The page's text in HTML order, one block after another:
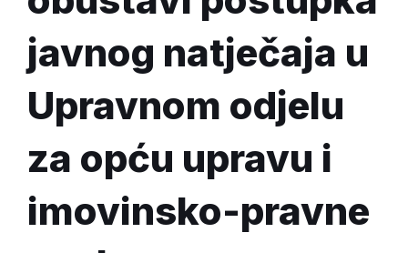
javnog natječaja u
Upravnom odjelu
za opću upravu i
imovinsko-pravne